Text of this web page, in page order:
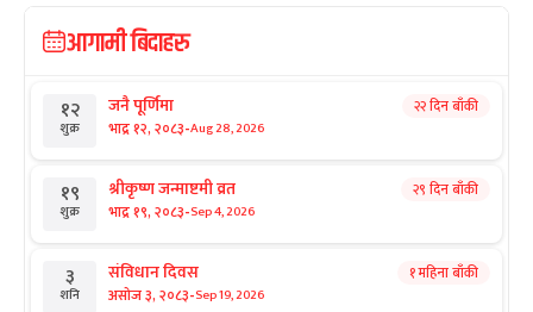
आगामी बिदाहरु
१२
शुक्र
जनै पूर्णिमा
भाद्र १२, २०८३-Aug 28, 2026
२२ दिन बाँकी
१९
शुक्र
श्रीकृष्ण जन्माष्टमी व्रत
भाद्र १९, २०८३-Sep 4, 2026
२९ दिन बाँकी
३
शनि
संविधान दिवस
असोज ३, २०८३-Sep 19, 2026
१ महिना बाँकी